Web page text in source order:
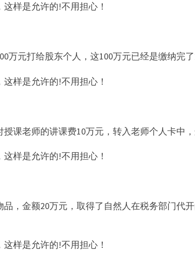
样是允许的!不用担心！
万元打给股东个人，这100万元已经是缴纳完
样是允许的!不用担心！
课老师的讲课费10万元，转入老师个人卡中
样是允许的!不用担心！
，金额20万元，取得了自然人在税务部门代
样是允许的!不用担心！